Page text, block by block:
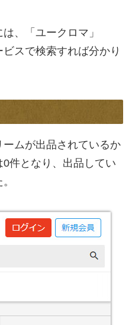
、「ユークロマ」
ビスで検索すれば分かり
ームが出品されているか
件となり、出品してい